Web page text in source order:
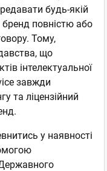
будь-якій
повністю або
Тому,
що
інтелектуальної
завжди
та ліцензійний
у наявності